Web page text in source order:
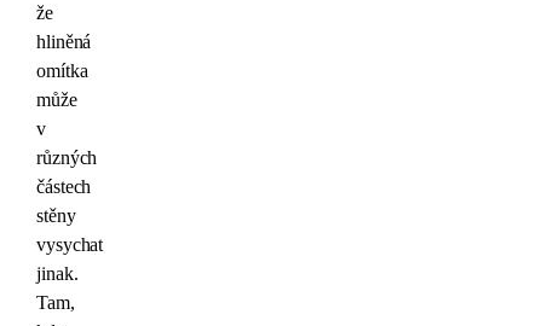
že
hliněná
omítka
může
v
různých
částech
stěny
vysychat
jinak.
Tam,